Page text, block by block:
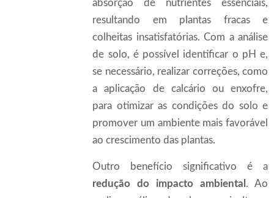
absorção de nutrientes essenciais,
resultando em plantas fracas e
colheitas insatisfatórias. Com a análise
de solo, é possível identificar o pH e,
se necessário, realizar correções, como
a aplicação de calcário ou enxofre,
para otimizar as condições do solo e
promover um ambiente mais favorável
ao crescimento das plantas.
Outro benefício significativo é a
redução do impacto ambiental . Ao